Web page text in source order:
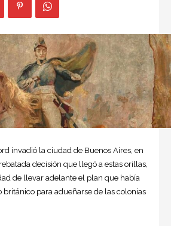
invadió la ciudad de Buenos Aires, en
decisión que llegó a estas orillas,
de llevar adelante el plan que había
para adueñarse de las colonias